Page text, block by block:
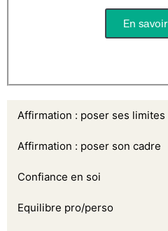
En
Affirmation : poser ses limites
Affirmation : poser son cadre
Confiance en soi
Equilibre pro/perso